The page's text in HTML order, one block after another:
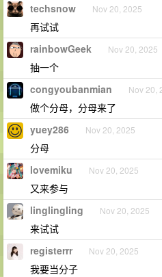
techsnow Nov 20, 2025
再试试
rainbowGeek Nov 20, 2025
抽一个
congyoubanmian Nov 20,
做个分母，分母来了
yuey286 Nov 20, 2025
分母
lovemiku Nov 20, 2025
又来参与
linglingling Nov 20, 2025
来试试
registerrr Nov 20, 2025
我要当分子